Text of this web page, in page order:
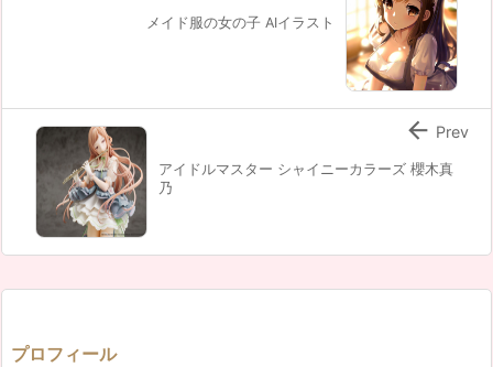
メイド服の女の子 AIイラスト
アイドルマスター シャイニーカラーズ 櫻木真
乃
 Prev
プロフィール